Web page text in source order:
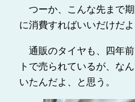
つーか、こんな先まで
に消費すればいいだけだよ
通販のタイヤも、四年
トで売られているが、な
いたんだよ、と思う。